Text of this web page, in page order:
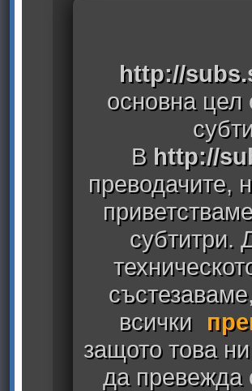
http://
основна цел
В http://
преводачите,
субтитри.
всички
защото това
да превежда